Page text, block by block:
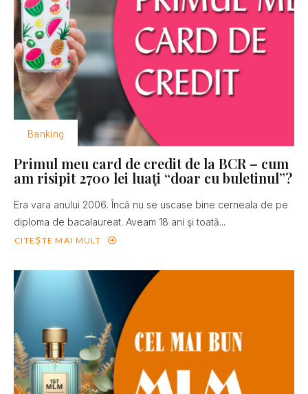
Banking
Primul meu card de credit de la BCR – cum
am risipit 2700 lei luaţi “doar cu buletinul”?
Era vara anului 2006. Încă nu se uscase bine cerneala de pe
diploma de bacalaureat. Aveam 18 ani şi toată...
CITEȘTE MAI MULT